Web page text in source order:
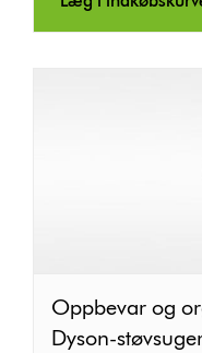
Oppbevar
og
Oppbevar og
Dyson-